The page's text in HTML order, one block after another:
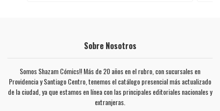
Sobre Nosotros
Somos Shazam Cómics!! Más de 20 años en el rubro, con sucursales en
Providencia y Santiago Centro, tenemos el catálogo presencial más actualizado
de la ciudad, ya que estamos en línea con las principales editoriales nacionales y
extranjeras.